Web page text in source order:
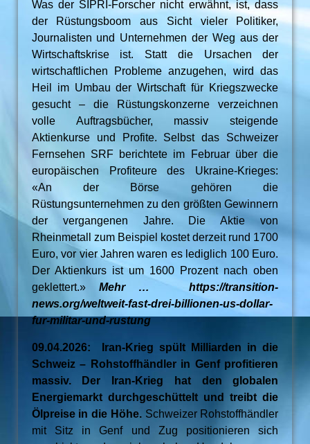
Was der SIPRI-Forscher nicht erwähnt, ist, dass
der Rüstungsboom aus Sicht vieler Politiker,
Journalisten und Unternehmen der Weg aus der
Wirtschaftskrise ist. Statt die Ursachen der
wirtschaftlichen Probleme anzugehen, wird das
Heil im Umbau der Wirtschaft für Kriegszwecke
gesucht – die Rüstungskonzerne verzeichnen
volle Auftragsbücher, massiv steigende
Aktienkurse und Profite. Selbst das Schweizer
Fernsehen SRF berichtete im Februar über die
europäischen Profiteure des Ukraine-Krieges:
«An der Börse gehören die
Rüstungsunternehmen zu den größten Gewinnern
der vergangenen Jahre. Die Aktie von
Rheinmetall zum Beispiel kostet derzeit rund 1700
Euro, vor vier Jahren waren es lediglich 100 Euro.
Der Aktienkurs ist um 1600 Prozent nach oben
geklettert.»Mehr … https://transition-
news.org/weltweit-fast-drei-billionen-us-dollar-
fur-militar-und-rustung
09.04.2026: Iran-Krieg spült Milliarden in die
Schweiz – Rohstoffhändler in Genf profitieren
massiv. Der Iran-Krieg hat den globalen
Energiemarkt durchgeschüttelt und treibt die
Ölpreise in die Höhe. Schweizer Rohstoffhändler
mit Sitz in Genf und Zug positionieren sich